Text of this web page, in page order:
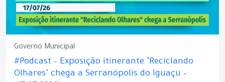
Governo Municipal
#Podcast – Exposição itinerante "Reciclando
Olhares" chega a Serranópolis do Iguaçu –